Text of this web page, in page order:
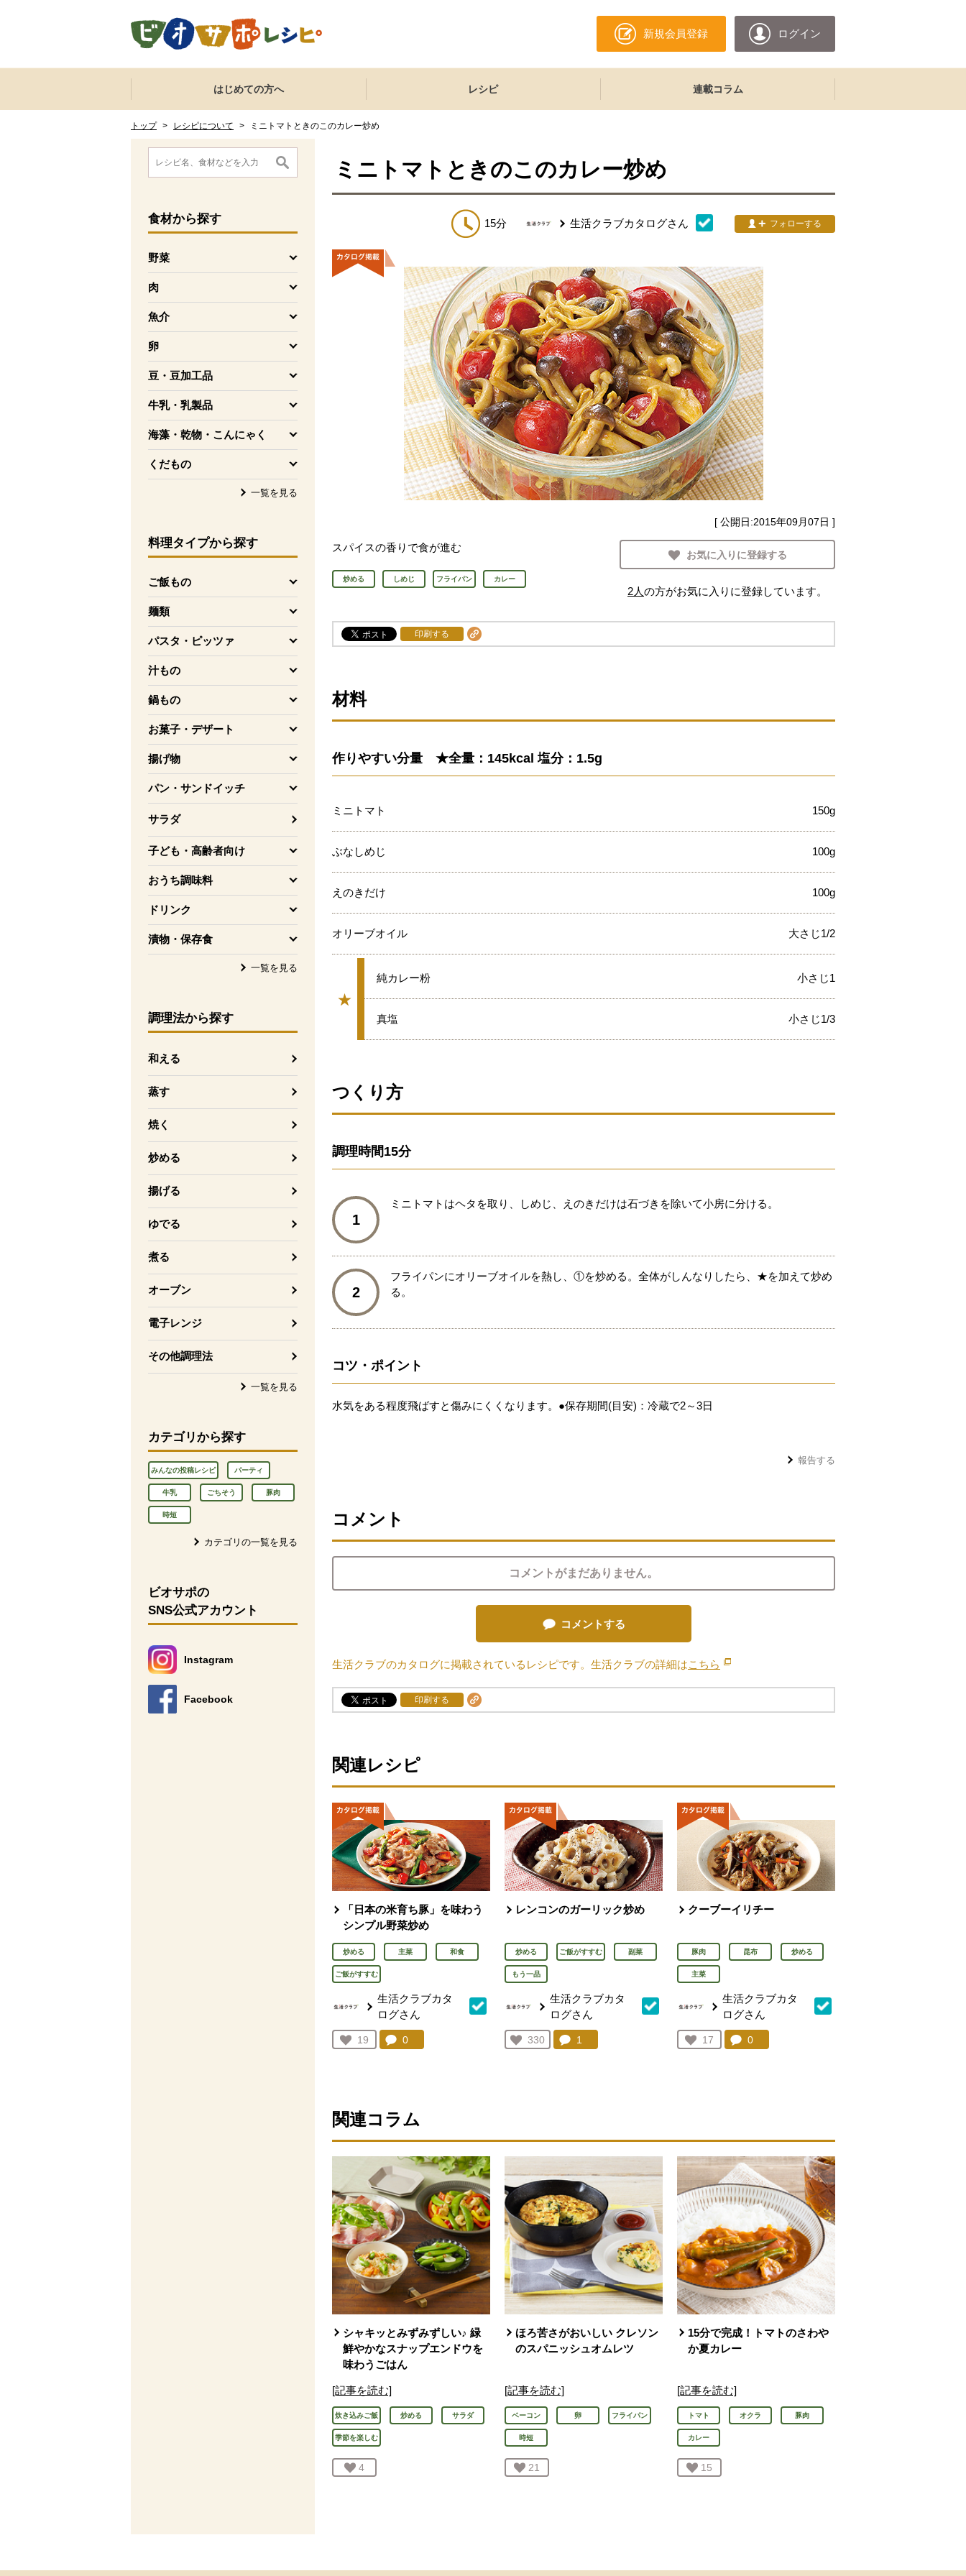
新規会員登録 ログイン
ここからサイト内共通メニューです。
サイト内共通メニューをスキップする
はじめての方へ レシピ 連載コラム
トップ > レシピについて > ミニトマトときのこのカレー炒め
ここから消費材検索メニューです。
食材から探す
野菜
を開く
肉
を開く
魚介
を開く
卵
を開く
豆・豆加工品
を開く
牛乳・乳製品
を開く
海藻・乾物・こんにゃく
を開く
くだもの
を開く
一覧を見る
料理タイプから探す
ご飯もの
を開く
麺類
を開く
パスタ・ピッツァ
を開く
汁もの
を開く
鍋もの
を開く
お菓子・デザート
を開く
揚げ物
を開く
パン・サンドイッチ
を開く
サラダ
子ども・高齢者向け
を開く
おうち調味料
を開く
ドリンク
を開く
漬物・保存食
を開く
一覧を見る
調理法から探す
和える
蒸す
焼く
炒める
揚げる
ゆでる
煮る
オーブン
電子レンジ
その他調理法
一覧を見る
カテゴリから探す
みんなの投稿レシピ パーティ
牛乳 ごちそう 豚肉
時短
カテゴリの一覧を見る
消費材検索メニューここまで。
ここから本文です。
ビオサポの
SNS公式アカウント
Instagram
別のウィンドウで開きます。
Facebook
別のウィンドウで開きます。
ミニトマトときのこのカレー炒め
15分 生活クラブカタログさん フォローする
[ 公開日:2015年09月07日 ]
スパイスの香りで食が進む
炒める しめじ フライパン カレー
お気に入りに登録する
2人の方がお気に入りに登録しています。
印刷する
材料
作りやすい分量 ★全量：145kcal 塩分：1.5g
ミニトマト 150g
ぶなしめじ 100g
えのきだけ 100g
オリーブオイル 大さじ1/2
★
グループ
★
純カレー粉 小さじ1
★
真塩 小さじ1/3
つくり方
調理時間15分
1
ミニトマトはヘタを取り、しめじ、えのきだけは石づきを除いて小房に分ける。
2
フライパンにオリーブオイルを熱し、①を炒める。全体がしんなりしたら、★を加えて炒め
る。
コツ・ポイント
水気をある程度飛ばすと傷みにくくなります。●保存期間(目安)：冷蔵で2～3日
報告する
コメント
コメントがまだありません。
コメントする
生活クラブのカタログに掲載されているレシピです。生活クラブの詳細はこちら 別のウィンドウで開きます。
印刷する
関連レシピ
「日本の米育ち豚」を味わう
シンプル野菜炒め
炒める 主菜 和食
ご飯がすすむ
生活クラブカタ
ログさん
お気に入り登録：
19
人が登録
コメント：
0
レンコンのガーリック炒め
炒める ご飯がすすむ 副菜
もう一品
生活クラブカタ
ログさん
お気に入り登録：
330
人が登録
コメント：
1
クーブーイリチー
豚肉 昆布 炒める
主菜
生活クラブカタ
ログさん
お気に入り登録：
17
人が登録
コメント：
0件。コメントを見る。
関連コラム
シャキッとみずみずしい♪ 緑
鮮やかなスナップエンドウを
味わうごはん
[記事を読む]
炊き込みご飯 炒める サラダ
季節を楽しむ
お気に入り登録：
4
ほろ苦さがおいしい クレソン
のスパニッシュオムレツ
[記事を読む]
ベーコン 卵 フライパン
時短
お気に入り登録：
21
15分で完成！トマトのさわや
か夏カレー
[記事を読む]
トマト オクラ 豚肉
カレー
お気に入り登録：
15